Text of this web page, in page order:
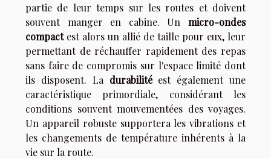
partie de leur temps sur les routes et doivent
souvent manger en cabine. Un micro-ondes
compactest alors un allié de taille pour eux, leur
permettant de réchauffer rapidement des repas
sans faire de compromis sur l'espace limité dont
ils disposent. La durabilitéest également une
caractéristique primordiale, considérant les
conditions souvent mouvementées des voyages.
Un appareil robuste supportera les vibrations et
les changements de température inhérents à la
vie sur la route.